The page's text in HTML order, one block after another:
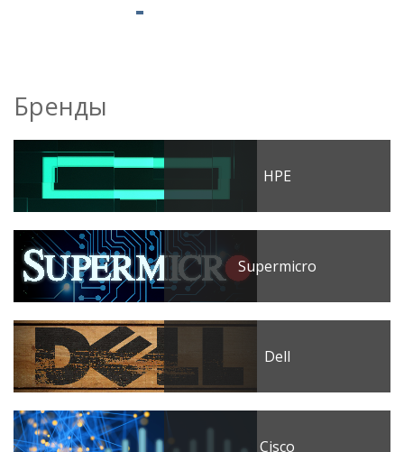
Бренды
HPE
Supermicro
Dell
Cisco